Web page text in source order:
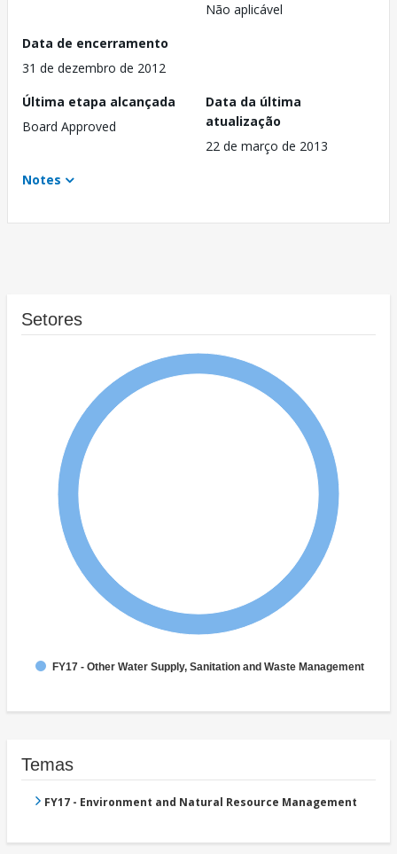
Não aplicável
Data de encerramento
31 de dezembro de 2012
Última etapa alcançada
Board Approved
Data da última
atualização
22 de março de 2013
Notes
Setores
FY17 - Other Water Supply, Sanitation and Waste Management
Temas
FY17 - Environment and Natural Resource Management